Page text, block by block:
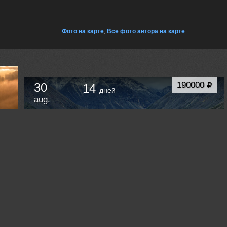
Фото на карте, Все фото автора на карте
190000
30
aug.
14 дней